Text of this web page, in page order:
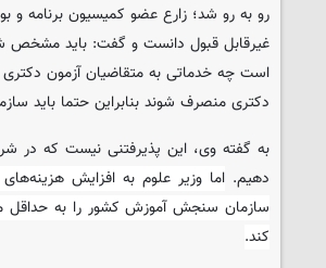
رو به رو شد؛ زارع عضو کمیسیون برنامه و
غیرقابل قبول دانست و گفت: باید مشخص
است چه خدماتی به متقاضیان آزمون دکتری
دکتری منصرف شوند بنابراین حتما باید
به گفته وی، این پذیرفتنی نیست که در
دهیم. اما وزیر علوم به افزایش
سازمان سنجش آموزش کشور را به حداقل
کند.